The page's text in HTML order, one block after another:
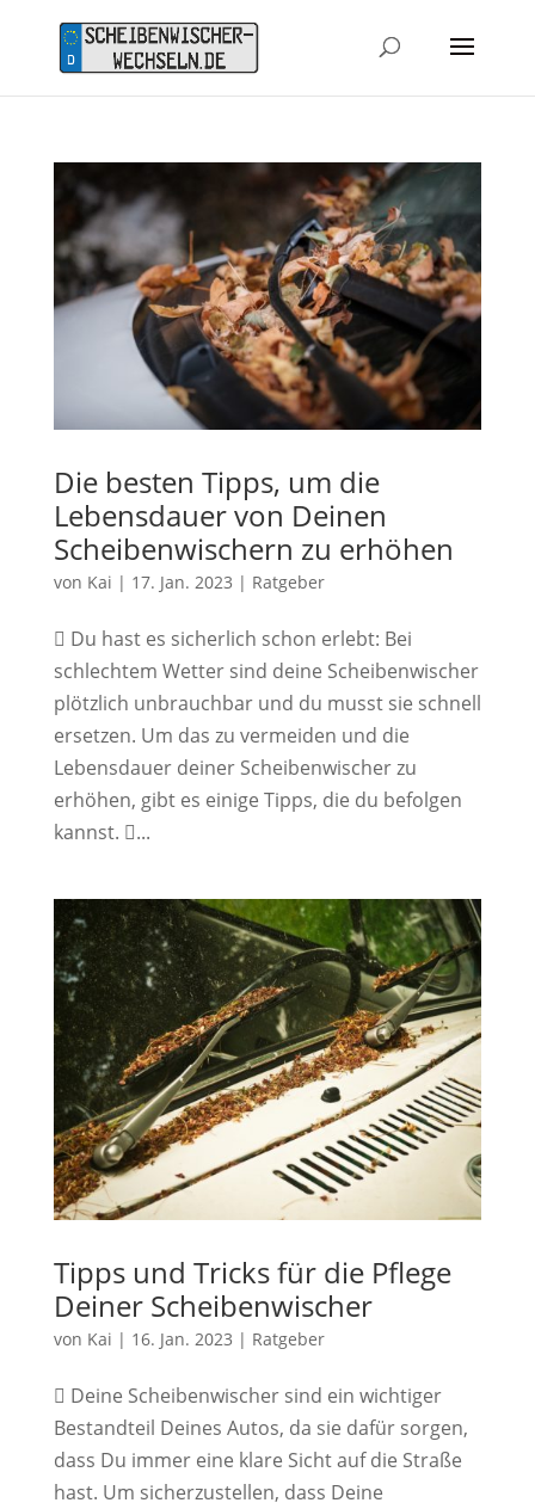
Die besten Tipps, um die
Lebensdauer von Deinen
Scheibenwischern zu erhöhen
von Kai | 17. Jan. 2023 | Ratgeber
 Du hast es sicherlich schon erlebt: Bei
schlechtem Wetter sind deine Scheibenwischer
plötzlich unbrauchbar und du musst sie schnell
ersetzen. Um das zu vermeiden und die
Lebensdauer deiner Scheibenwischer zu
erhöhen, gibt es einige Tipps, die du befolgen
kannst. ...
Tipps und Tricks für die Pflege
Deiner Scheibenwischer
von Kai | 16. Jan. 2023 | Ratgeber
 Deine Scheibenwischer sind ein wichtiger
Bestandteil Deines Autos, da sie dafür sorgen,
dass Du immer eine klare Sicht auf die Straße
hast. Um sicherzustellen, dass Deine